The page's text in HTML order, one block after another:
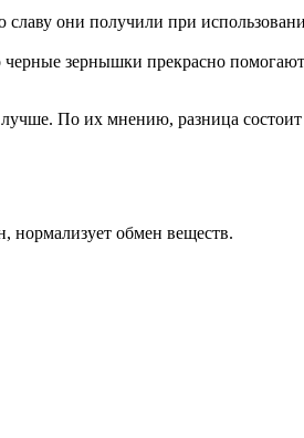
они получили при
зернышки прекрасно
По их мнению, разница
нормализует обмен веществ.